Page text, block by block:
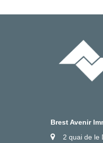
Brest Avenir
2 quai de le